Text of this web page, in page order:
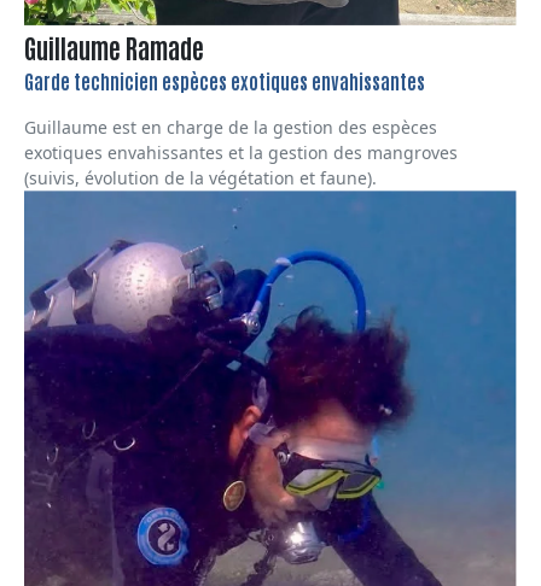
Guillaume Ramade
Garde technicien espèces exotiques envahissantes
Guillaume est en charge de la gestion des espèces
exotiques envahissantes et la gestion des mangroves
(suivis, évolution de la végétation et faune).